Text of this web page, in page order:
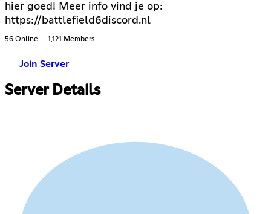
hier goed! Meer info vind je op:
https://battlefield6discord.nl
56 Online 1,121 Members
Join Server
Server Details